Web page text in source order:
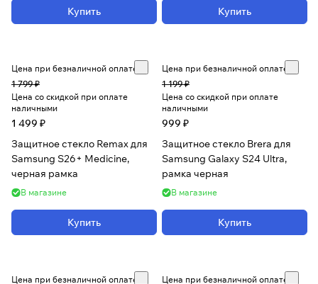
Купить Купить
Цена при безналичной оплате
1 799 ₽
Цена со скидкой при оплате
наличными
1 499 ₽
Защитное стекло Remax для
Samsung S26+ Medicine,
черная рамка
В магазине
Купить
Цена при безналичной оплате
1 199 ₽
Цена со скидкой при оплате
наличными
999 ₽
Защитное стекло Brera для
Samsung Galaxy S24 Ultra,
рамка черная
В магазине
Купить
Цена при безналичной оплате
Цена при безналичной оплате